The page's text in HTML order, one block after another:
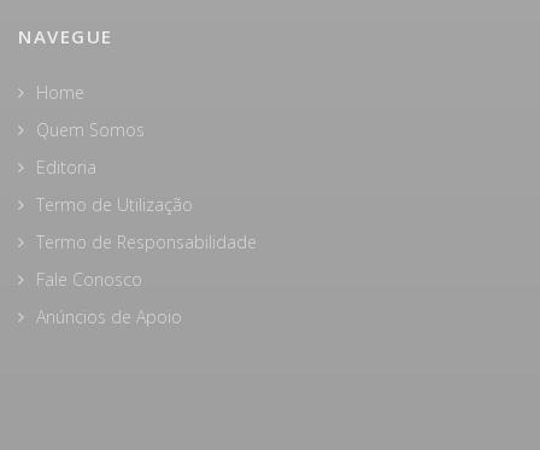
NAVEGUE
Home
Quem Somos
Editoria
Termo de Utilização
Termo de Responsabilidade
Fale Conosco
Anúncios de Apoio